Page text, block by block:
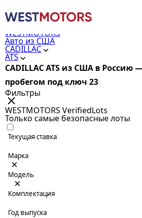
WESTMOTORS
Авто из США
CADILLAC
ATS
CADILLAC ATS из США в Россию
пробегом под ключ 23
Фильтры
WESTMOTORS VerifiedLots
Только самые безопасные лоты
Текущая ставка
Марка
Модель
Комплектация
Год выпуска